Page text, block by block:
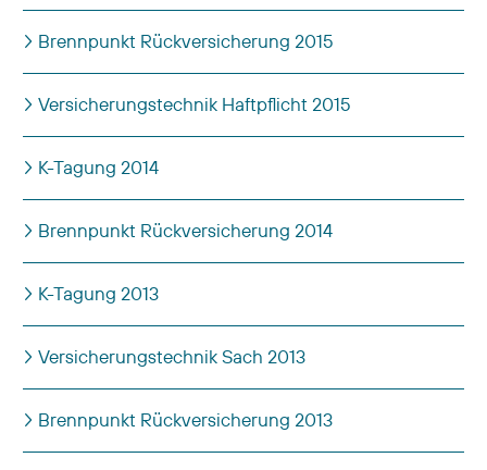
Brennpunkt Rückversicherung 2015
Versicherungstechnik Haftpflicht 2015
K-Tagung 2014
Brennpunkt Rückversicherung 2014
K-Tagung 2013
Versicherungstechnik Sach 2013
Brennpunkt Rückversicherung 2013